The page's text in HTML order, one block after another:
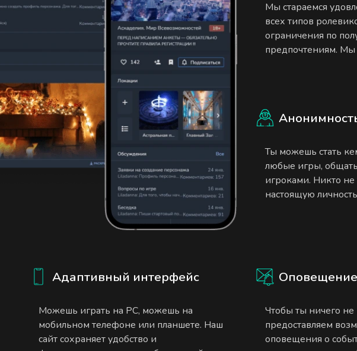
Мы стараемся
всех типов
ограничения по
предпочтениям.
Ты можешь стать
любые игры,
игроками. Никто не
настоящую
Адаптивный интерфейс
Можешь играть на PC, можешь на
мобильном телефоне или планшете. Наш
сайт сохраняет удобство и
Чтобы ты ничего не
предоставляем
оповещения о